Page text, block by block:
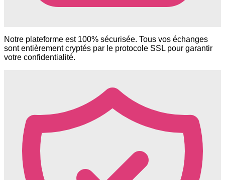
Notre plateforme est 100% sécurisée. Tous vos échanges
sont entièrement cryptés par le protocole SSL pour garantir
votre confidentialité.